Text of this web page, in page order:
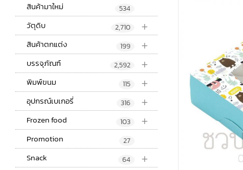
สินค้ามาใหม่ 534
+
วัตุดิบ 2,710
+
สินค้าตกแต่ง 199
+
บรรจุภัณฑ์ 2,592
+
พิมพ์ขนม 115
+
อุปกรณ์เบเกอรี่ 316
+
Frozen food 103
Promotion 27
+
Snack 64